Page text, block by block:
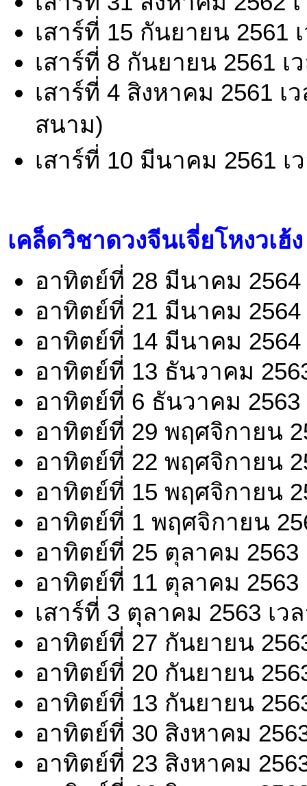
เสาร์ที่ 15 กันยายน 2561
เสาร์ที่ 8 กันยายน 2561 เ
เสาร์ที่ 4 สิงหาคม 2561 เ
สนาม)
เสาร์ที่ 10 มีนาคม 2561 เ
เคล็ดวิชาดวงจีนเจี่ยโหงวเฮ้ง
อาทิตย์ที่ 28 มีนาคม 2564
อาทิตย์ที่ 21 มีนาคม 2564
อาทิตย์ที่ 14 มีนาคม 2564
อาทิตย์ที่ 13 ธันวาคม
อาทิตย์ที่ 6 ธันวาคม 2563
อาทิตย์ที่ 29 พฤศจิกายน
อาทิตย์ที่ 22 พฤศจิกายน
อาทิตย์ที่ 15 พฤศจิกายน
อาทิตย์ที่ 1 พฤศจิกายน
อาทิตย์ที่ 25 ตุลาคม 2563
อาทิตย์ที่ 11 ตุลาคม 2563
เสาร์ที่ 3 ตุลาคม 2563 เว
อาทิตย์ที่ 27 กันยายน
อาทิตย์ที่ 20 กันยายน
อาทิตย์ที่ 13 กันยายน
อาทิตย์ที่ 30 สิงหาคม
อาทิตย์ที่ 23 สิงหาคม